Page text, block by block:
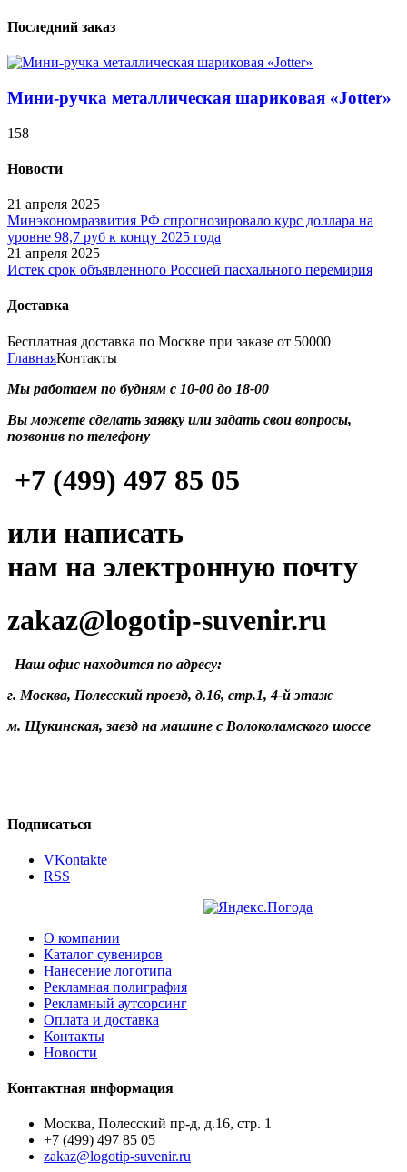
Последний заказ
Мини-ручка металлическая шариковая «Jotter»
158
Новости
21 апреля 2025
Минэкономразвития РФ спрогнозировало курс доллара на
уровне 98,7 руб к концу 2025 года
21 апреля 2025
Истек срок объявленного Россией пасхального перемирия
Доставка
Бесплатная доставка по Москве при заказе от 50000
ГлавнаяКонтакты
Мы работаем по будням с 10-00 до 18-00
Вы можете сделать заявку или задать свои вопросы,
позвонив по телефону
+7 (499) 497 85 05
или написать
нам на электронную почту
zakaz@logotip-suvenir.ru
Наш офис находится по адресу:
г. Москва, Полесский проезд, д.16, стр.1, 4-й этаж
м. Щукинская, заезд на машине с Волоколамского шоссе
Подписаться
VKontakte
RSS
О компании
Каталог сувениров
Нанесение логотипа
Рекламная полиграфия
Рекламный аутсорсинг
Оплата и доставка
Контакты
Новости
Контактная информация
Москва, Полесский пр-д, д.16, стр. 1
+7 (499) 497 85 05
zakaz@logotip-suvenir.ru